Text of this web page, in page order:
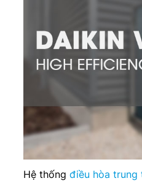
Hệ thống điều hòa trung